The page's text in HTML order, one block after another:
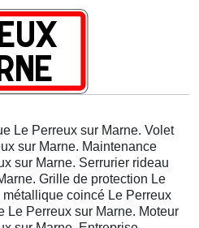
Le Perreux sur Marne. Volet
sur Marne. Maintenance
sur Marne. Serrurier rideau
Grille de protection Le
coincé Le Perreux
Le Perreux sur Marne. Moteur